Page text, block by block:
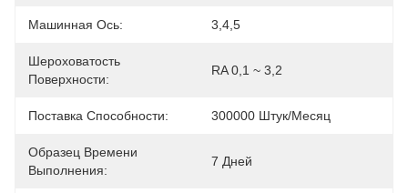
Машинная Ось: 3,4,5
Шероховатость
Поверхности:
RA 0,1 ~ 3,2
Поставка Способности: 300000 Штук/месяц
Образец Времени
Выполнения:
7 Дней